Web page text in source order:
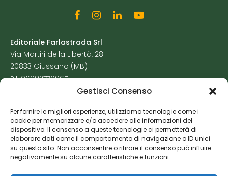
Gestisci Consenso
Per fornire le migliori esperienze, utilizziamo tecnologie come i
cookie per memorizzare e/o accedere alle informazioni del
dispositivo. Il consenso a queste tecnologie ci permetterà di
elaborare dati come il comportamento di navigazione o ID unici
su questo sito. Non acconsentire o ritirare il consenso può influire
negativamente su alcune caratteristiche e funzioni.
Editoriale Farlastrada Srl
Via Martiri della Libertà, 28
20833 Giussano (MB)
P.I. 06982770965
Cookie Policy
Risorse Aggiuntive